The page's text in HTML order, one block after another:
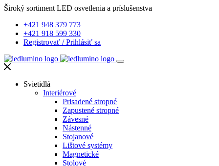
Široký sortiment LED osvetlenia a príslušenstva
+421 948 379 773
+421 918 599 330
Registrovať /Prihlásiť sa
Svietidlá
Interiérové
Prisadené stropné
Zapustené stropné
Závesné
Nástenné
Stojanové
Lištové systémy
Magnetické
Stolové